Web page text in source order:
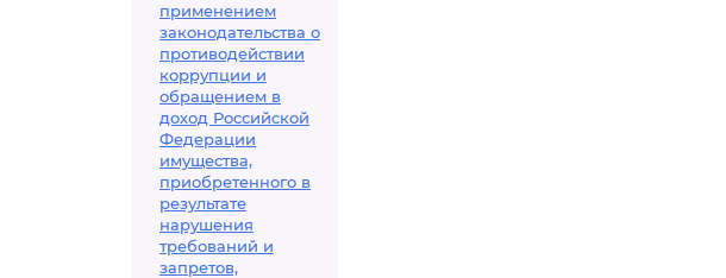
применением
законодательства о
противодействии
коррупции и
обращением в
доход Российской
Федерации
имущества,
приобретенного в
результате
нарушения
требований и
запретов,